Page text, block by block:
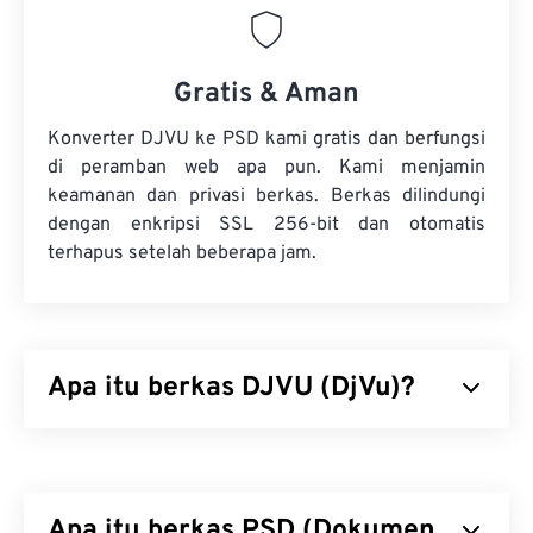
Gratis & Aman
Konverter DJVU ke PSD kami gratis dan berfungsi
di peramban web apa pun. Kami menjamin
keamanan dan privasi berkas. Berkas dilindungi
dengan enkripsi SSL 256-bit dan otomatis
terhapus setelah beberapa jam.
Apa itu berkas DJVU (DjVu)?